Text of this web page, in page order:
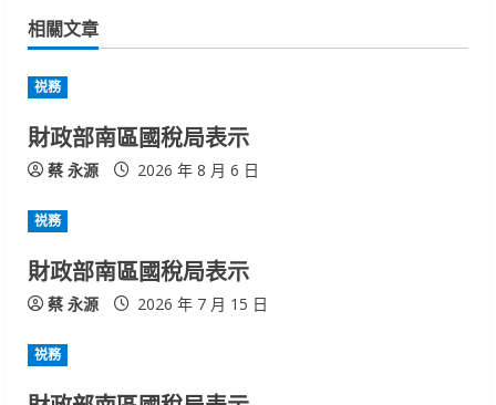
n
u
e
R
e
a
d
i
相關文章
祱務
財政部南區國稅局表示
蔡 永源 2026 年 8 月 6 日
祱務
財政部南區國稅局表示
蔡 永源 2026 年 7 月 15 日
祱務